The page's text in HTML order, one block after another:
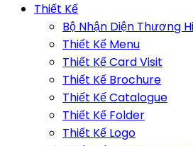
Thiết Kế
Bộ Nhận Diện Thương
Thiết Kế Menu
Thiết Kế Card Visit
Thiết Kế Brochure
Thiết Kế Catalogue
Thiết Kế Folder
Thiết Kế Logo